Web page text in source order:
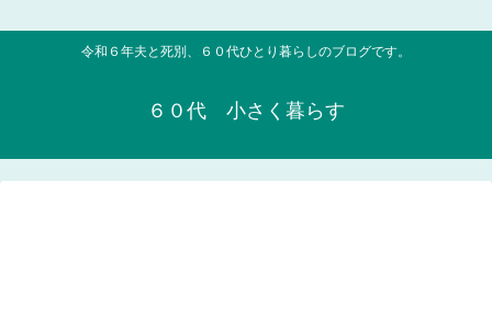
令和６年夫と死別、６０代ひとり暮らしのブログです。
６０代 小さく暮らす